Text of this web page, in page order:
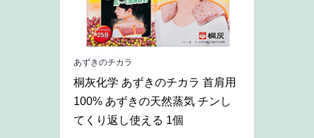
あずきのチカラ
桐灰化学 あずきのチカラ 首肩用
100% あずきの天然蒸気 チンし
てくり返し使える 1個